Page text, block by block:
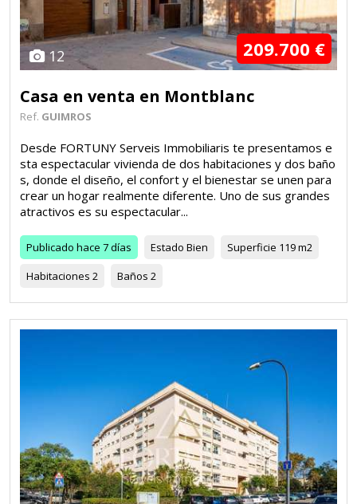
12 209.700 €
Casa en venta en Montblanc
Ref. GUIMROS
Desde FORTUNY Serveis Immobiliaris te presentamos e
sta espectacular vivienda de dos habitaciones y dos baño
s, donde el diseño, el confort y el bienestar se unen para
crear un hogar realmente diferente. Uno de sus grandes
atractivos es su espectacular...
Publicado hace 7 días Estado Bien Superficie 119 m2
Habitaciones 2 Baños 2